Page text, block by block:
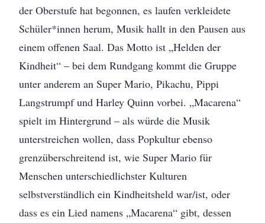
der Oberstufe hat begonnen, es laufen verkleidete
Schüler*innen herum, Musik hallt in den Pausen aus
einem offenen Saal. Das Motto ist „Helden der
Kindheit“ – bei dem Rundgang kommt die Gruppe
unter anderem an Super Mario, Pikachu, Pippi
Langstrumpf und Harley Quinn vorbei. „Macarena“
spielt im Hintergrund – als würde die Musik
unterstreichen wollen, dass Popkultur ebenso
grenzüberschreitend ist, wie Super Mario für
Menschen unterschiedlichster Kulturen
selbstverständlich ein Kindheitsheld war/ist, oder
dass es ein Lied namens „Macarena“ gibt, dessen